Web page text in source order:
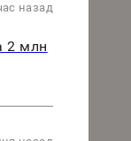
назад
2 млн